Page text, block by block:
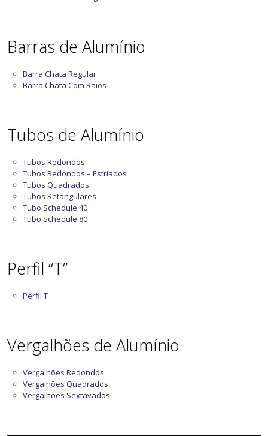
Barras de Alumínio
Barra Chata Regular
Barra Chata Com Raios
Tubos de Alumínio
Tubos Redondos
Tubos Redondos – Estriados
Tubos Quadrados
Tubos Retangulares
Tubo Schedule 40
Tubo Schedule 80
Perfil “T”
Perfil T
Vergalhões de Alumínio
Vergalhões Redondos
Vergalhões Quadrados
Vergalhões Sextavados